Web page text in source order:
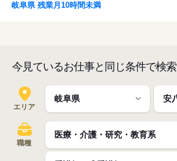
岐阜県 残業月10時間未満
今見ているお仕事と同じ条件で検索
エリア
職種